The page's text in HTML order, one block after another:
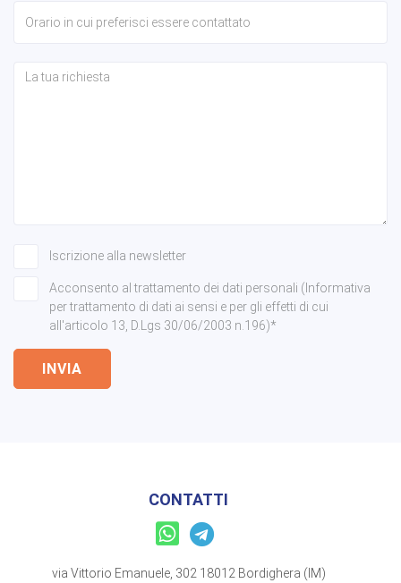
Iscrizione alla newsletter
Acconsento al trattamento dei dati personali (Informativa
per trattamento di dati ai sensi e per gli effetti di cui
all'articolo 13, D.Lgs 30/06/2003 n.196)*
INVIA
CONTATTI
via Vittorio Emanuele, 302 18012 Bordighera (IM)